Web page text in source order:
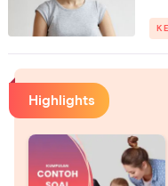
Highlights